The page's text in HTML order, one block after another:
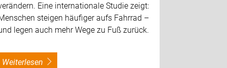
Eine internationale Studie zeigt:
steigen häufiger aufs Fahrrad –
legen auch mehr Wege zu Fuß zurück.
weiterlesen